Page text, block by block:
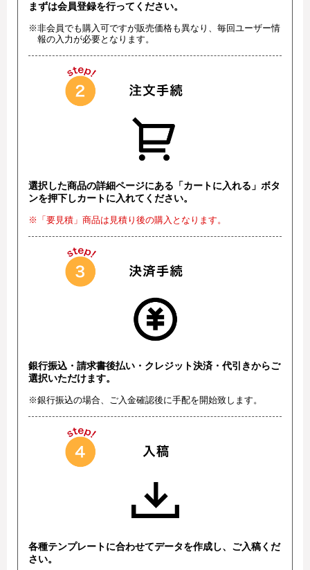
まずは会員登録を行ってください。
※非会員でも購入可ですが販売価格も異なり、毎回ユーザー情
報の入力が必要となります。
選択した商品の詳細ページにある「カートに入れる」ボタ
ンを押下しカートに入れてください。
※「要見積」商品は見積り後の購入となります。
銀行振込・請求書後払い・クレジット決済・代引きからご
選択いただけます。
※銀行振込の場合、ご入金確認後に手配を開始致します。
各種テンプレートに合わせてデータを作成し、ご入稿くだ
さい。